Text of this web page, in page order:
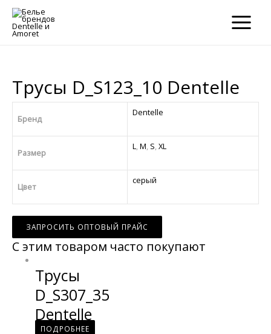
MAIN
Трусы D_S123_10 Dentelle
Бренд
Dentelle
Размер
L M S XL
Цвет
серый
ЗАПРОСИТЬ ОПТОВЫЙ ПРАЙС
С этим товаром часто покупают
Трусы
D_S307_35
Dentelle
ПОДРОБНЕЕ